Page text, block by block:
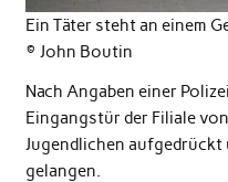
Ein Täter steht an einem
© John Boutin
Nach Angaben einer
Eingangstür der Filiale
Jugendlichen aufgedrückt
gelangen.